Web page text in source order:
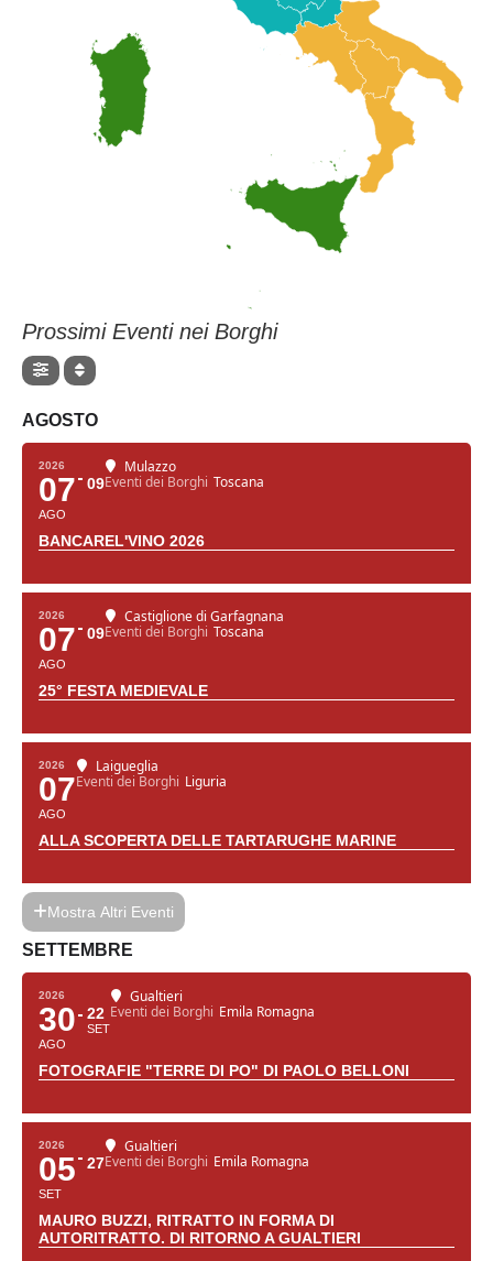
Prossimi Eventi nei Borghi
AGOSTO
2026
07
AGO
09
Mulazzo
Eventi dei Borghi Toscana
BANCAREL'VINO 2026
2026
07
AGO
09
Castiglione di Garfagnana
Eventi dei Borghi Toscana
25° FESTA MEDIEVALE
2026
07
AGO
Laigueglia
Eventi dei Borghi Liguria
ALLA SCOPERTA DELLE TARTARUGHE MARINE
Mostra Altri Eventi
SETTEMBRE
2026
30
AGO
22
SET
Gualtieri
Eventi dei Borghi Emila Romagna
FOTOGRAFIE "TERRE DI PO" DI PAOLO BELLONI
2026
05
SET
27
Gualtieri
Eventi dei Borghi Emila Romagna
MAURO BUZZI, RITRATTO IN FORMA DI
AUTORITRATTO. DI RITORNO A GUALTIERI